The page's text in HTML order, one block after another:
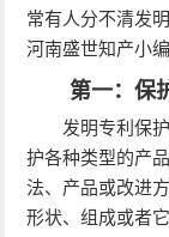
常有人分不清发
河南盛世知产小
第一：保
发明专利保
护各种类型的产
法、产品或改进
形状、组成或者